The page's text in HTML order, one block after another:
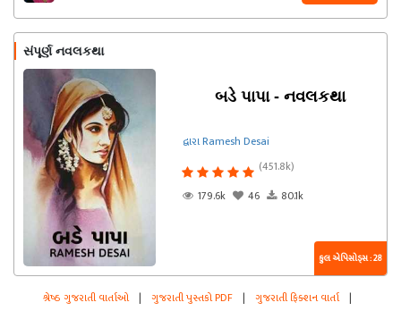
સંપૂર્ણ નવલકથા
બડે પાપા - નવલકથા
દ્વારા Ramesh Desai
(451.8k)
179.6k
46 80.1k
કુલ એપિસોડ્સ : 28
શ્રેષ્ઠ ગુજરાતી વાર્તાઓ | ગુજરાતી પુસ્તકો PDF | ગુજરાતી ફિક્શન વાર્તા |